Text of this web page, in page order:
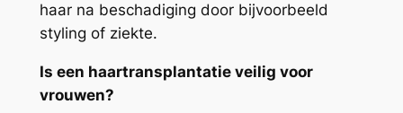
haar na beschadiging door bijvoorbeeld
styling of ziekte.
Is een haartransplantatie veilig voor
vrouwen?